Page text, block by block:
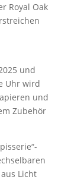
Royal Oak
und
Uhr wird
und
Zubehör
Licht